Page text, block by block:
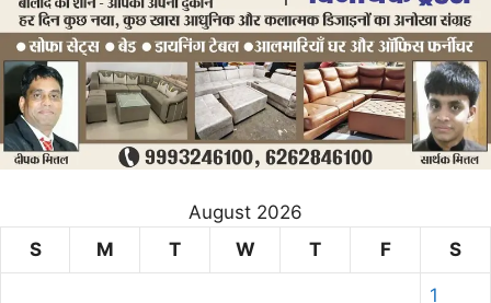
August 2026
S
M T W T F S
1